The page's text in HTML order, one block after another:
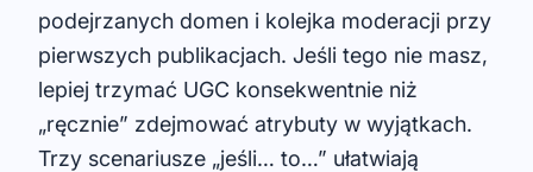
podejrzanych domen i kolejka moderacji przy
pierwszych publikacjach. Jeśli tego nie masz,
lepiej trzymać UGC konsekwentnie niż
„ręcznie” zdejmować atrybuty w wyjątkach.
Trzy scenariusze „jeśli… to…” ułatwiają